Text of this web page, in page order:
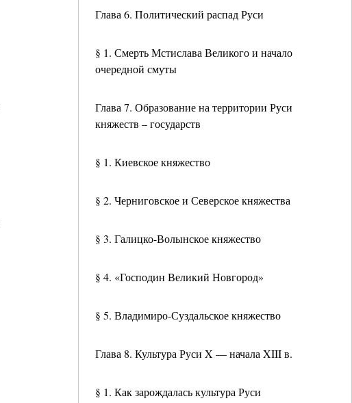
Глава 6. Политический распад Руси
§ 1. Смерть Мстислава Великого и начало
очередной смуты
Глава 7. Образование на территории Руси
княжеств – государств
§ 1. Киевское княжество
§ 2. Черниговское и Северское княжества
§ 3. Галицко-Волынское княжество
§ 4. «Господин Великий Новгород»
§ 5. Владимиро-Суздальское княжество
Глава 8. Культура Руси X — начала XIII в.
§ 1. Как зарождалась культура Руси